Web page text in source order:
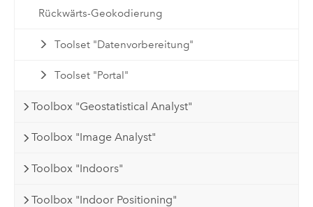
Rückwärts-Geokodierung
Toolset "Datenvorbereitung"
Toolset "Portal"
Toolbox "Geostatistical Analyst"
Toolbox "Image Analyst"
Toolbox "Indoors"
Toolbox "Indoor Positioning"